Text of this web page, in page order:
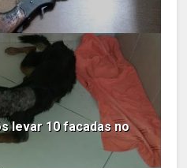
levar 10 facadas no